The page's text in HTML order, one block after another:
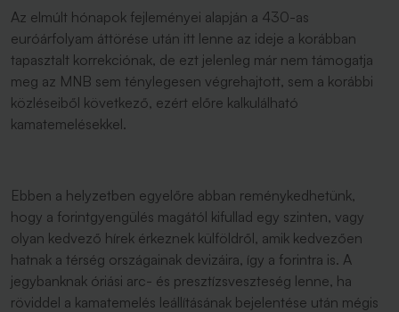
Az elmúlt hónapok fejleményei alapján a 430-as
euróárfolyam áttörése után itt lenne az ideje a korábban
tapasztalt korrekciónak, de ezt jelenleg már nem támogatja
meg az MNB sem ténylegesen végrehajtott, sem a korábbi
közléseiből következő, ezért előre kalkulálható
kamatemelésekkel.
Ebben a helyzetben egyelőre abban reménykedhetünk,
hogy a forintgyengülés magától kifullad egy szinten, vagy
olyan kedvező hírek érkeznek külföldről, amik kedvezően
hatnak a térség országainak devizáira, így a forintra is. A
jegybanknak óriási arc- és presztízsveszteség lenne, ha
röviddel a kamatemelés leállításának bejelentése után mégis